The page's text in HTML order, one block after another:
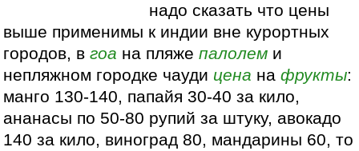
надо сказать что цены
выше применимы к индии вне курортных
городов, вгоа на пляжепалолем и
непляжном городке чауди цена нафрукты:
манго 130-140, папайя 30-40 за кило,
ананасы по 50-80 рупий за штуку, авокадо
140 за кило, виноград 80, мандарины 60, то